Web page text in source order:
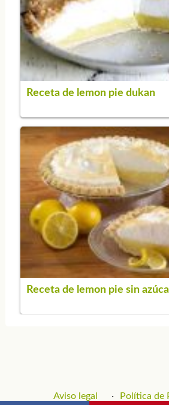
Receta de lemon pie dukan
Receta de lemon pie sin
Aviso legal Política de